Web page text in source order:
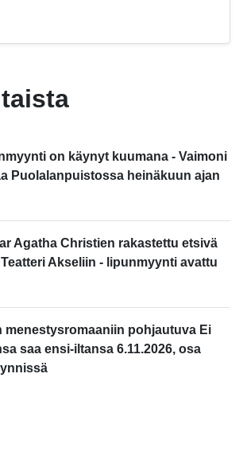
on käynyt kuumana - Vaimoni
Puolalanpuistossa heinäkuun ajan
Agatha Christien rakastettu etsivä
Akseliin - lipunmyynti avattu
menestysromaaniin pohjautuva Ei
saa ensi-iltansa 6.11.2026, osa